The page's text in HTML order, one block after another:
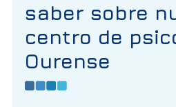
saber sobre
centro de
Ourense